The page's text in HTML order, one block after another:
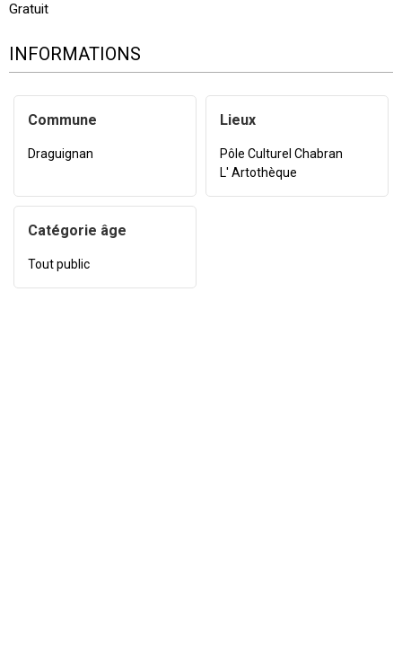
Gratuit
INFORMATIONS
Commune
Draguignan
Lieux
Pôle Culturel Chabran
L' Artothèque
Catégorie âge
Tout public